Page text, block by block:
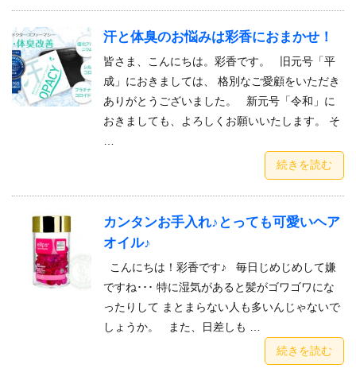
汗と体臭のお悩みは彩香におまかせ！
皆さま、こんにちは。彩香です。 旧元号「平
成」におきましては、 格別なご愛顧をいただき
ありがとうございました。 新元号「令和」に
おきましても、よろしくお願いいたします。 そ
続きを読む
カンタンお手入れ♪とっても可愛いヘア
オイル♪
こんにちは！彩香です♪ 毎日じめじめして嫌
ですね･･･ 特に湿気があると髪がゴワゴワにな
ったりして まとまらない人も多いんじゃないで
しょうか。 また、日差しも …
続きを読む